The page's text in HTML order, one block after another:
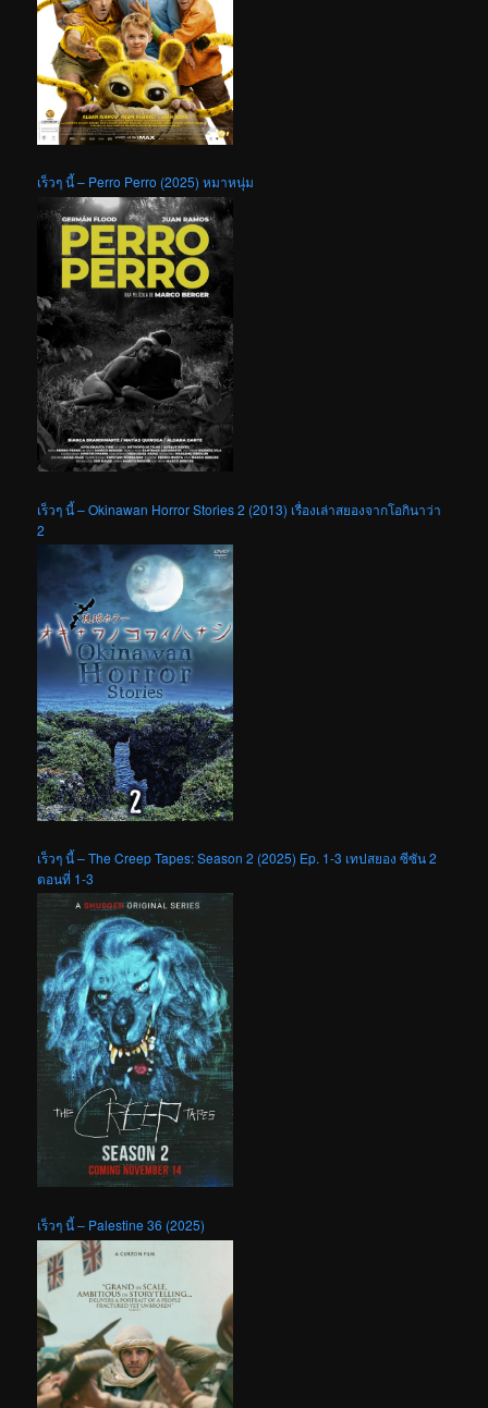
เร็วๆ นี้ – Perro Perro (2025) หมาหนุ่ม
เร็วๆ นี้ – Okinawan Horror Stories 2 (2013) เรื่องเล่าสยองจากโอกินาว่า
2
เร็วๆ นี้ – The Creep Tapes: Season 2 (2025) Ep. 1-3 เทปสยอง ซีซัน 2
ตอนที่ 1-3
เร็วๆ นี้ – Palestine 36 (2025)